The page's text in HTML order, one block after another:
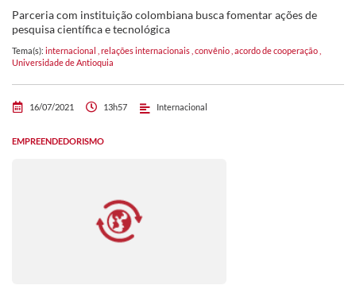
Parceria com instituição colombiana busca fomentar ações de
pesquisa científica e tecnológica
Tema(s): internacional relações internacionais convênio acordo de cooperação
Universidade de Antioquia
16/07/2021 13h57 Internacional
EMPREENDEDORISMO